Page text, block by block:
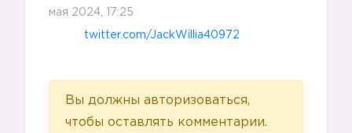
мая 2024, 17:25
twitter.com/JackWillia40972
Вы должны авторизоваться,
чтобы оставлять комментарии.